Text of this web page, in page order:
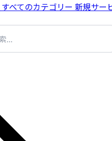
すべてのカテゴリー 新規サー